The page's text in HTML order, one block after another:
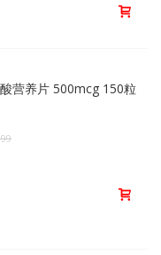
营养片 500mcg 150粒